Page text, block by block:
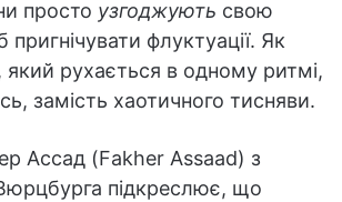
просто узгоджують свою
пригнічувати флуктуації. Як
рухається в одному ритмі,
замість хаотичного тисняви.
Ассад (Fakher Assaad) з
підкреслює, що